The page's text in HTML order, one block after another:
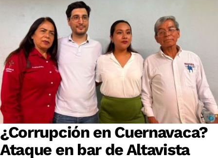
¿Corrupción en Cuernavaca?
Ataque en bar de Altavista